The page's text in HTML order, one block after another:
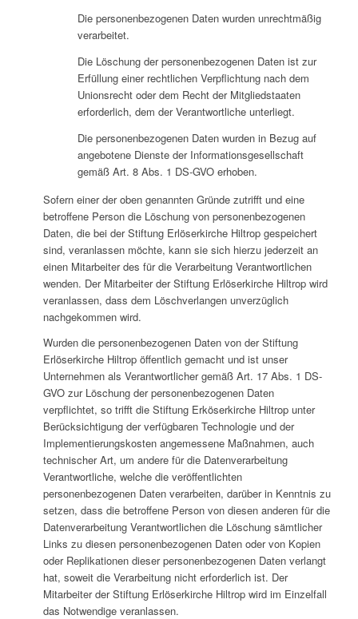
Die personenbezogenen Daten wurden unrechtmäßig
verarbeitet.
Die Löschung der personenbezogenen Daten ist zur
Erfüllung einer rechtlichen Verpflichtung nach dem
Unionsrecht oder dem Recht der Mitgliedstaaten
erforderlich, dem der Verantwortliche unterliegt.
Die personenbezogenen Daten wurden in Bezug auf
angebotene Dienste der Informationsgesellschaft
gemäß Art. 8 Abs. 1 DS-GVO erhoben.
Sofern einer der oben genannten Gründe zutrifft und eine
betroffene Person die Löschung von personenbezogenen
Daten, die bei der Stiftung Erlöserkirche Hiltrop gespeichert
sind, veranlassen möchte, kann sie sich hierzu jederzeit an
einen Mitarbeiter des für die Verarbeitung Verantwortlichen
wenden. Der Mitarbeiter der Stiftung Erlöserkirche Hiltrop wird
veranlassen, dass dem Löschverlangen unverzüglich
nachgekommen wird.
Wurden die personenbezogenen Daten von der Stiftung
Erlöserkirche Hiltrop öffentlich gemacht und ist unser
Unternehmen als Verantwortlicher gemäß Art. 17 Abs. 1 DS-
GVO zur Löschung der personenbezogenen Daten
verpflichtet, so trifft die Stiftung Erköserkirche Hiltrop unter
Berücksichtigung der verfügbaren Technologie und der
Implementierungskosten angemessene Maßnahmen, auch
technischer Art, um andere für die Datenverarbeitung
Verantwortliche, welche die veröffentlichten
personenbezogenen Daten verarbeiten, darüber in Kenntnis zu
setzen, dass die betroffene Person von diesen anderen für die
Datenverarbeitung Verantwortlichen die Löschung sämtlicher
Links zu diesen personenbezogenen Daten oder von Kopien
oder Replikationen dieser personenbezogenen Daten verlangt
hat, soweit die Verarbeitung nicht erforderlich ist. Der
Mitarbeiter der Stiftung Erlöserkirche Hiltrop wird im Einzelfall
das Notwendige veranlassen.